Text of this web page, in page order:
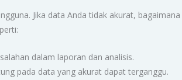
Jika data Anda tidak akurat,
dalam laporan dan analisis.
pada data yang akurat dapat terganggu.